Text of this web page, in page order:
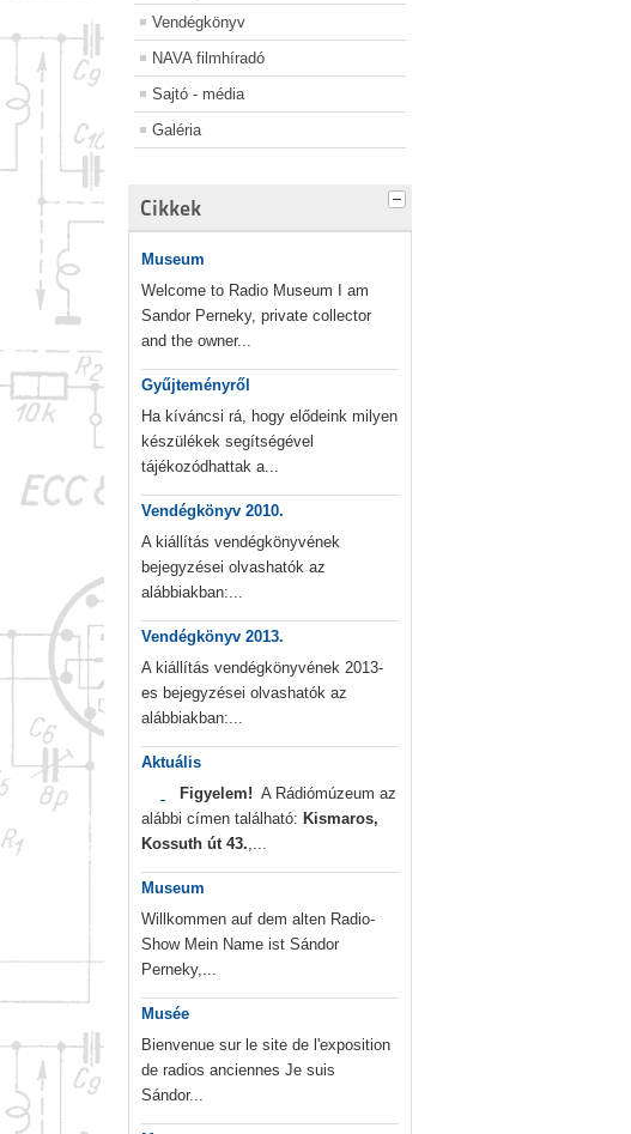
Vendégkönyv
NAVA filmhíradó
Sajtó - média
Galéria
Cikkek
Museum
Welcome to Radio Museum I am
Sandor Perneky, private collector
and the owner...
Gyűjteményről
Ha kíváncsi rá, hogy elődeink milyen
készülékek segítségével
tájékozódhattak a...
Vendégkönyv 2010.
A kiállítás vendégkönyvének
bejegyzései olvashatók az
alábbiakban:...
Vendégkönyv 2013.
A kiállítás vendégkönyvének 2013-
es bejegyzései olvashatók az
alábbiakban:...
Aktuális
Figyelem! A Rádiómúzeum az
alábbi címen található: Kismaros,
Kossuth út 43.,...
Museum
Willkommen auf dem alten Radio-
Show Mein Name ist Sándor
Perneky,...
Musée
Bienvenue sur le site de l'exposition
de radios anciennes Je suis
Sándor...